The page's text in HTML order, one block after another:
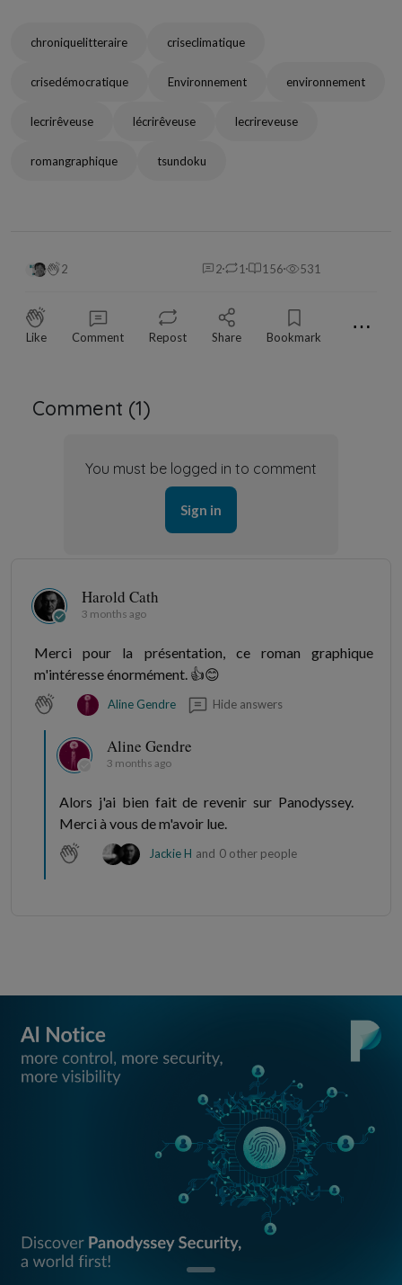
chroniquelitteraire criseclimatique
crisedémocratique Environnement environnement
lecrirêveuse lécrirêveuse lecrireveuse
romangraphique tsundoku
2 2 1 156 531
Like Comment Repost Share Bookmark ⋯
Comment (1)
You must be logged in to comment
Sign in
Harold Cath
3 months ago
Merci pour la présentation, ce roman graphique
m'intéresse énormément. 👍😊
Aline Gendre Hide answers
Aline Gendre
3 months ago
Alors j'ai bien fait de revenir sur Panodyssey.
Merci à vous de m'avoir lue.
Jackie H and 0 other people